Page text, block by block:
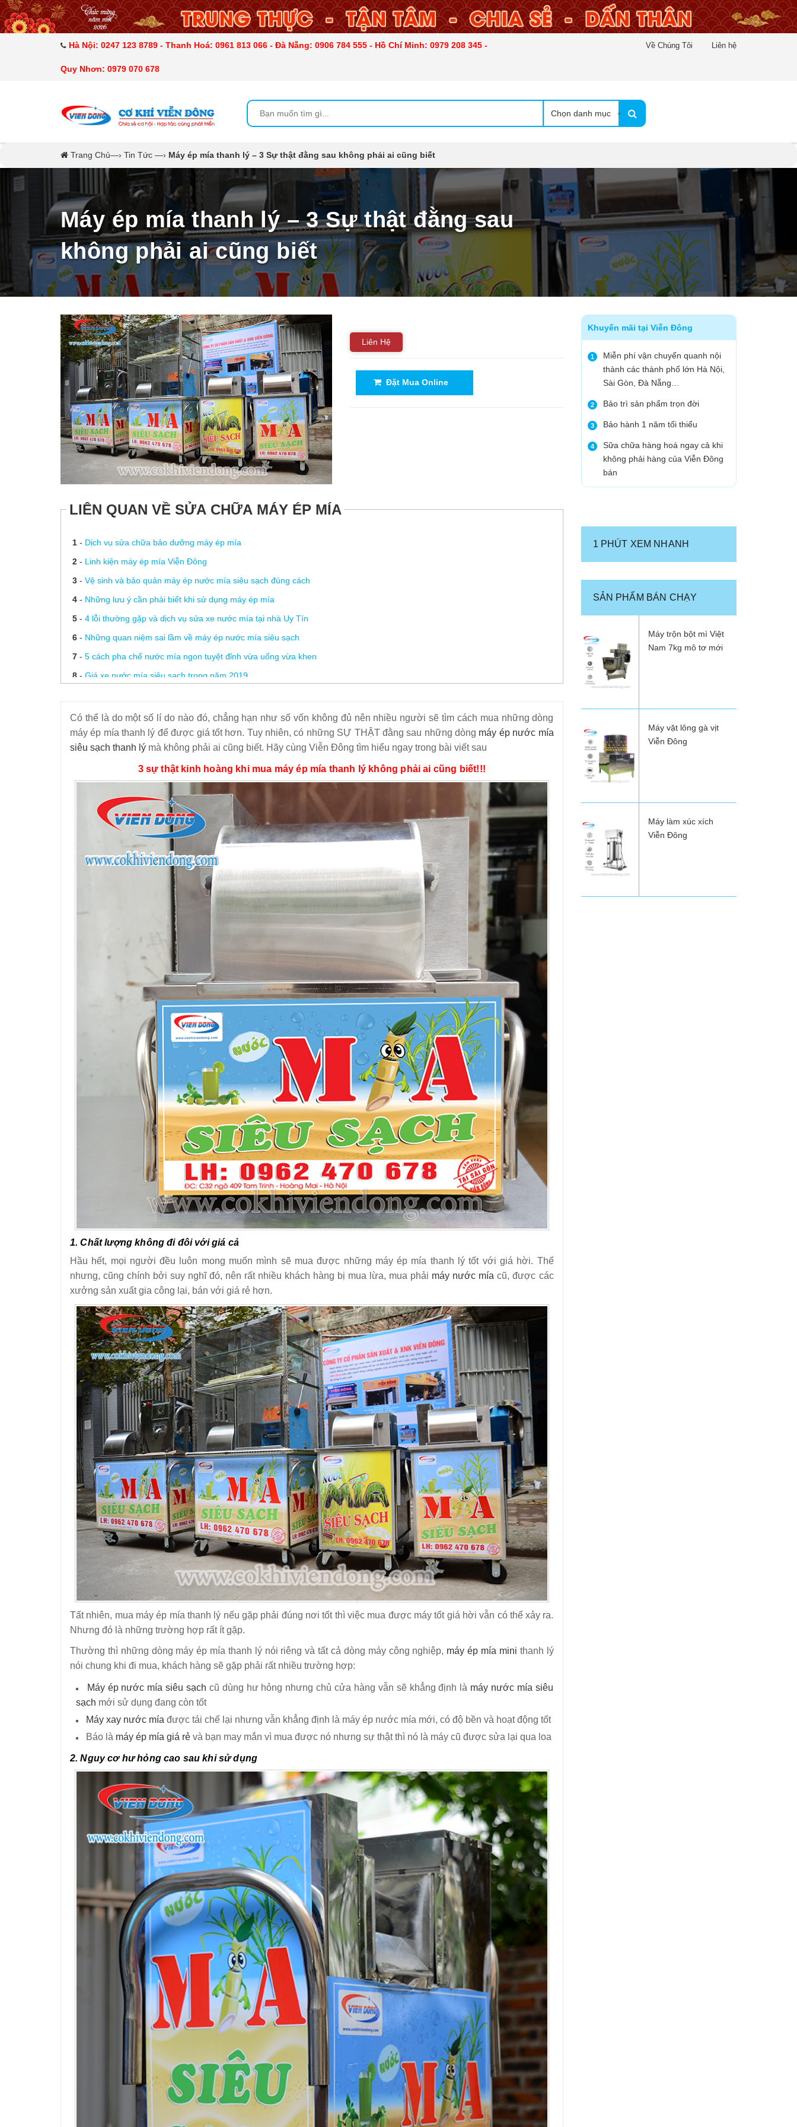
Hà Nội: 0247 123 8789 - Thanh Hoá: 0961 813 066 - Đà Nẵng: 0906 784 555 - Hồ Chí Minh: 0979 208 345 -
Quy Nhơn: 0979 070 678
Về Chúng Tôi Liên hệ
Chọn danh mục
Trang Chủ—› Tin Tức —› Máy ép mía thanh lý – 3 Sự thật đằng sau không phải ai cũng biết
Máy ép mía thanh lý – 3 Sự thật đằng sau
không phải ai cũng biết
Liên Hệ
Đặt Mua Online
Khuyến mãi tại Viễn Đông
1
Miễn phí vận chuyển quanh nội
thành các thành phố lớn Hà Nội,
Sài Gòn, Đà Nẵng…
2 Bảo trì sản phẩm trọn đời
3 Bảo hành 1 năm tối thiểu
4
Sữa chữa hàng hoá ngay cả khi
không phải hàng của Viễn Đông
bán
LIÊN QUAN VỀ SỬA CHỮA MÁY ÉP MÍA
1- Dịch vụ sửa chữa bảo dưỡng máy ép mía
2- Linh kiện máy ép mía Viễn Đông
3- Vệ sinh và bảo quản máy ép nước mía siêu sạch đúng cách
4- Những lưu ý cần phải biết khi sử dụng máy ép mía
5- 4 lỗi thường gặp và dịch vụ sửa xe nước mía tại nhà Uy Tín
6- Những quan niệm sai lầm về máy ép nước mía siêu sạch
7- 5 cách pha chế nước mía ngon tuyệt đỉnh vừa uống vừa khen
8- Giá xe nước mía siêu sạch trong năm 2019
10 -Máy ép mía thanh lý – 3 Sự thật đằng sau không phải ai cũng biết
11- Máy ép nước mía siêu sạch và gói thiết bị làm đồ ăn nhanh
12- Cùng Viễn Đông giải đáp thắc mắc – Uống nước mía có mập không?
3 lưu ý để tránh phải mua máy ép nước mía “dởm” mà cứ nghĩ là rẻ
Có thể là do một số lí do nào đó, chẳng hạn như số vốn không đủ nên nhiều người sẽ tìm cách mua những dòng
máy ép mía thanh lý để được giá tốt hơn. Tuy nhiên, có những SỰ THẬT đằng sau những dòng máy ép nước mía
siêu sạch thanh lý mà không phải ai cũng biết. Hãy cùng Viễn Đông tìm hiểu ngay trong bài viết sau
3 sự thật kinh hoàng khi mua máy ép mía thanh lý không phải ai cũng biết!!!
1. Chất lượng không đi đôi với giá cả
Hầu hết, mọi người đều luôn mong muốn mình sẽ mua được những máy ép mía thanh lý tốt với giá hời. Thế
nhưng, cũng chính bởi suy nghĩ đó, nên rất nhiều khách hàng bị mua lừa, mua phải máy nước mía cũ, được các
xưởng sản xuất gia công lại, bán với giá rẻ hơn.
Tất nhiên, mua máy ép mía thanh lý nếu gặp phải đúng nơi tốt thì việc mua được máy tốt giá hời vẫn có thể xảy ra.
Nhưng đó là những trường hợp rất ít gặp.
Thường thì những dòng máy ép mía thanh lý nói riêng và tất cả dòng máy công nghiệp, máy ép mía mini thanh lý
nói chung khi đi mua, khách hàng sẽ gặp phải rất nhiều trường hợp:
Máy ép nước mía siêu sạch cũ dùng hư hỏng nhưng chủ cửa hàng vẫn sẽ khẳng định là máy nước mía siêu
sạch mới sử dụng đang còn tốt
Máy xay nước mía được tái chế lại nhưng vẫn khẳng định là máy ép nước mía mới, có độ bền và hoạt động tốt
Báo là máy ép mía giá rẻ và bạn may mắn vì mua được nó nhưng sự thật thì nó là máy cũ được sửa lại qua loa
2. Nguy cơ hư hỏng cao sau khi sử dụng
1 PHÚT XEM NHANH
SẢN PHẨM BÁN CHẠY
Máy trộn bột mì Việt
Nam 7kg mô tơ mới
Máy vặt lông gà vịt
Viễn Đông
Máy làm xúc xích
Viễn Đông
DANH MỤC SẢN PHẨM
MÁY SẤY THỰC PHẨM CÔNG NGHIỆP
MÁY ÉP MÍA TẠO BỌT
MÁY RỬA BÁT SIÊU ÂM
LÒ SẤY
CẨM NANG
THIẾT BỊ NHÀ BẾP
THIẾT BỊ NHÀ BẾP CAO CẤP
MÁY CHẾ BIẾN THỰC PHẨM
MÁY CHẾ BIẾN NÔNG SẢN
THIẾT BỊ LÀM ĐỒ ĂN NHANH
THIẾT BỊ LÀM BÁNH
MÁY ĐÓNG GÓI THỰC PHẨM